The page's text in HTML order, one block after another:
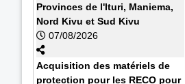
Provinces de l'Ituri, Maniema,
Nord Kivu et Sud Kivu
07/08/2026
Acquisition des matériels de
protection pour les RECO pour